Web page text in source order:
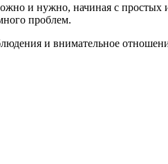
и нужно, начиная с
проблем.
и внимательное